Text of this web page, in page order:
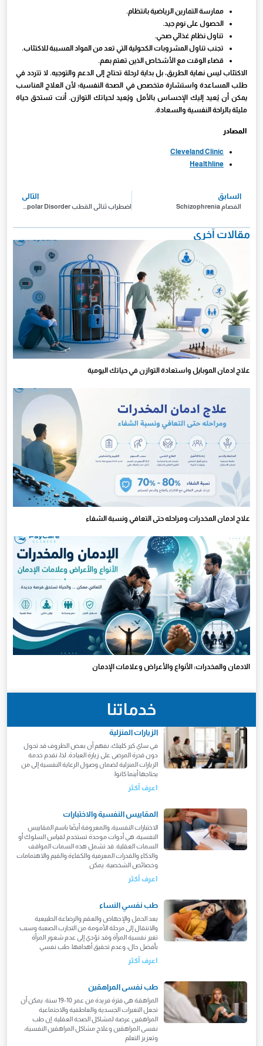
ممارسة التمارين الرياضية بانتظام.
الحصول على نوم جيد.
تناول نظام غذائي صحي.
تجنب تناول المشروبات الكحولية التي تعد من المواد المسببة للاكتئاب.
قضاء الوقت مع الأشخاص الذين تهتم بهم.
الاكتئاب ليس نهاية الطريق، بل بداية لرحلة تحتاج إلى الدعم والتوجيه. لا تتردد في
طلب المساعدة واستشارة متخصص في الصحة النفسية؛ لأن العلاج المناسب
يمكن أن يُعيد إليك الإحساس بالأمل ويُعيد لحياتك التوازن. أنت تستحق حياة
مليئة بالراحة النفسية والسعادة.
المصادر
Cleveland Clinic
Healthline
السابق
الفصام Schizophrenia
التالي
مقالات آخرى
علاج ادمان الموبايل واستعادة التوازن في حياتك اليومية
علاج ادمان المخدرات ومراحله حتى التعافي ونسبة الشفاء
الادمان والمخدرات: الأنواع والأعراض وعلامات الإدمان
خدماتنا
الزيارات المنزلية
في ساي كير كلينك، نفهم أن بعض الظروف قد تحول
دون قدرة المرضى على زيارة العيادة. لذا، نقدم خدمة
الزيارات المنزلية لضمان وصول الرعاية النفسية إلى من
يحتاجها أينما كانوا.
اعرف أكثر
المقاييس النفسية والاختبارات
الاختبارات النفسية، والمعروفة أيضًا باسم المقاييس
النفسية، هي أدوات موحدة تستخدم لقياس السلوك أو
السمات العقلية. قد تشمل هذه السمات المواقف
والذكاء والقدرات المعرفية والكفاءة والقيم والاهتمامات
وخصائص الشخصية. يمكن
اعرف أكثر
طب نفسي النساء
يعد الحمل والإجهاض والعقم والرضاعة الطبيعية
والانتقال إلى مرحلة الأمومة من التجارب الصعبة وسبب
تغير نفسية المرأة وقد تؤدي إلى عدم شعور المرأة
بأفضل حال، وعدم تحقيق أهدافها. طب نفسي
اعرف أكثر
طب نفسى المراهقين
المراهقة هي فترة فريدة من عمر 10-19 سنة. يمكن أن
تجعل التغيرات الجسدية والعاطفية والاجتماعية
المراهقين عرضة لمشاكل الصحة العقلية. إن طب
نفسى المراهقين وعلاج مشاكل المراهقين النفسية،
وتعزيز التعلم